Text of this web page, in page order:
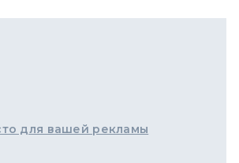
для вашей рекламы